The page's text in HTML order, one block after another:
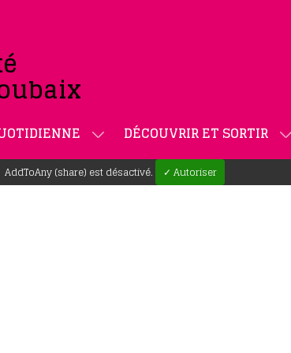
DÉCOUVRIR ET SORTIR
AddToAny (share) est désactivé. ✓ Autoriser